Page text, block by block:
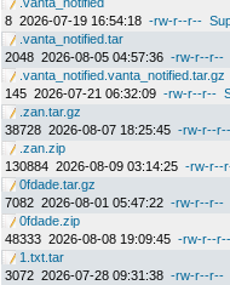
8 2026-07-19 16:54:18 -rw-r--r--
.vanta_notified.tar
2048 2026-08-05 04:57:36 -rw-r--r--
.vanta_notified.vanta_notified.tar.gz
145 2026-07-21 06:32:09 -rw-r--r--
.zan.tar.gz
38728 2026-08-07 18:25:45 -rw-r--r--
.zan.zip
130884 2026-08-09 03:14:25 -rw-r--
0fdade.tar.gz
7082 2026-08-01 05:47:22 -rw-r--r--
0fdade.zip
48333 2026-08-08 19:09:45 -rw-r--r--
1.txt.tar
3072 2026-07-28 09:31:38 -rw-r--r--